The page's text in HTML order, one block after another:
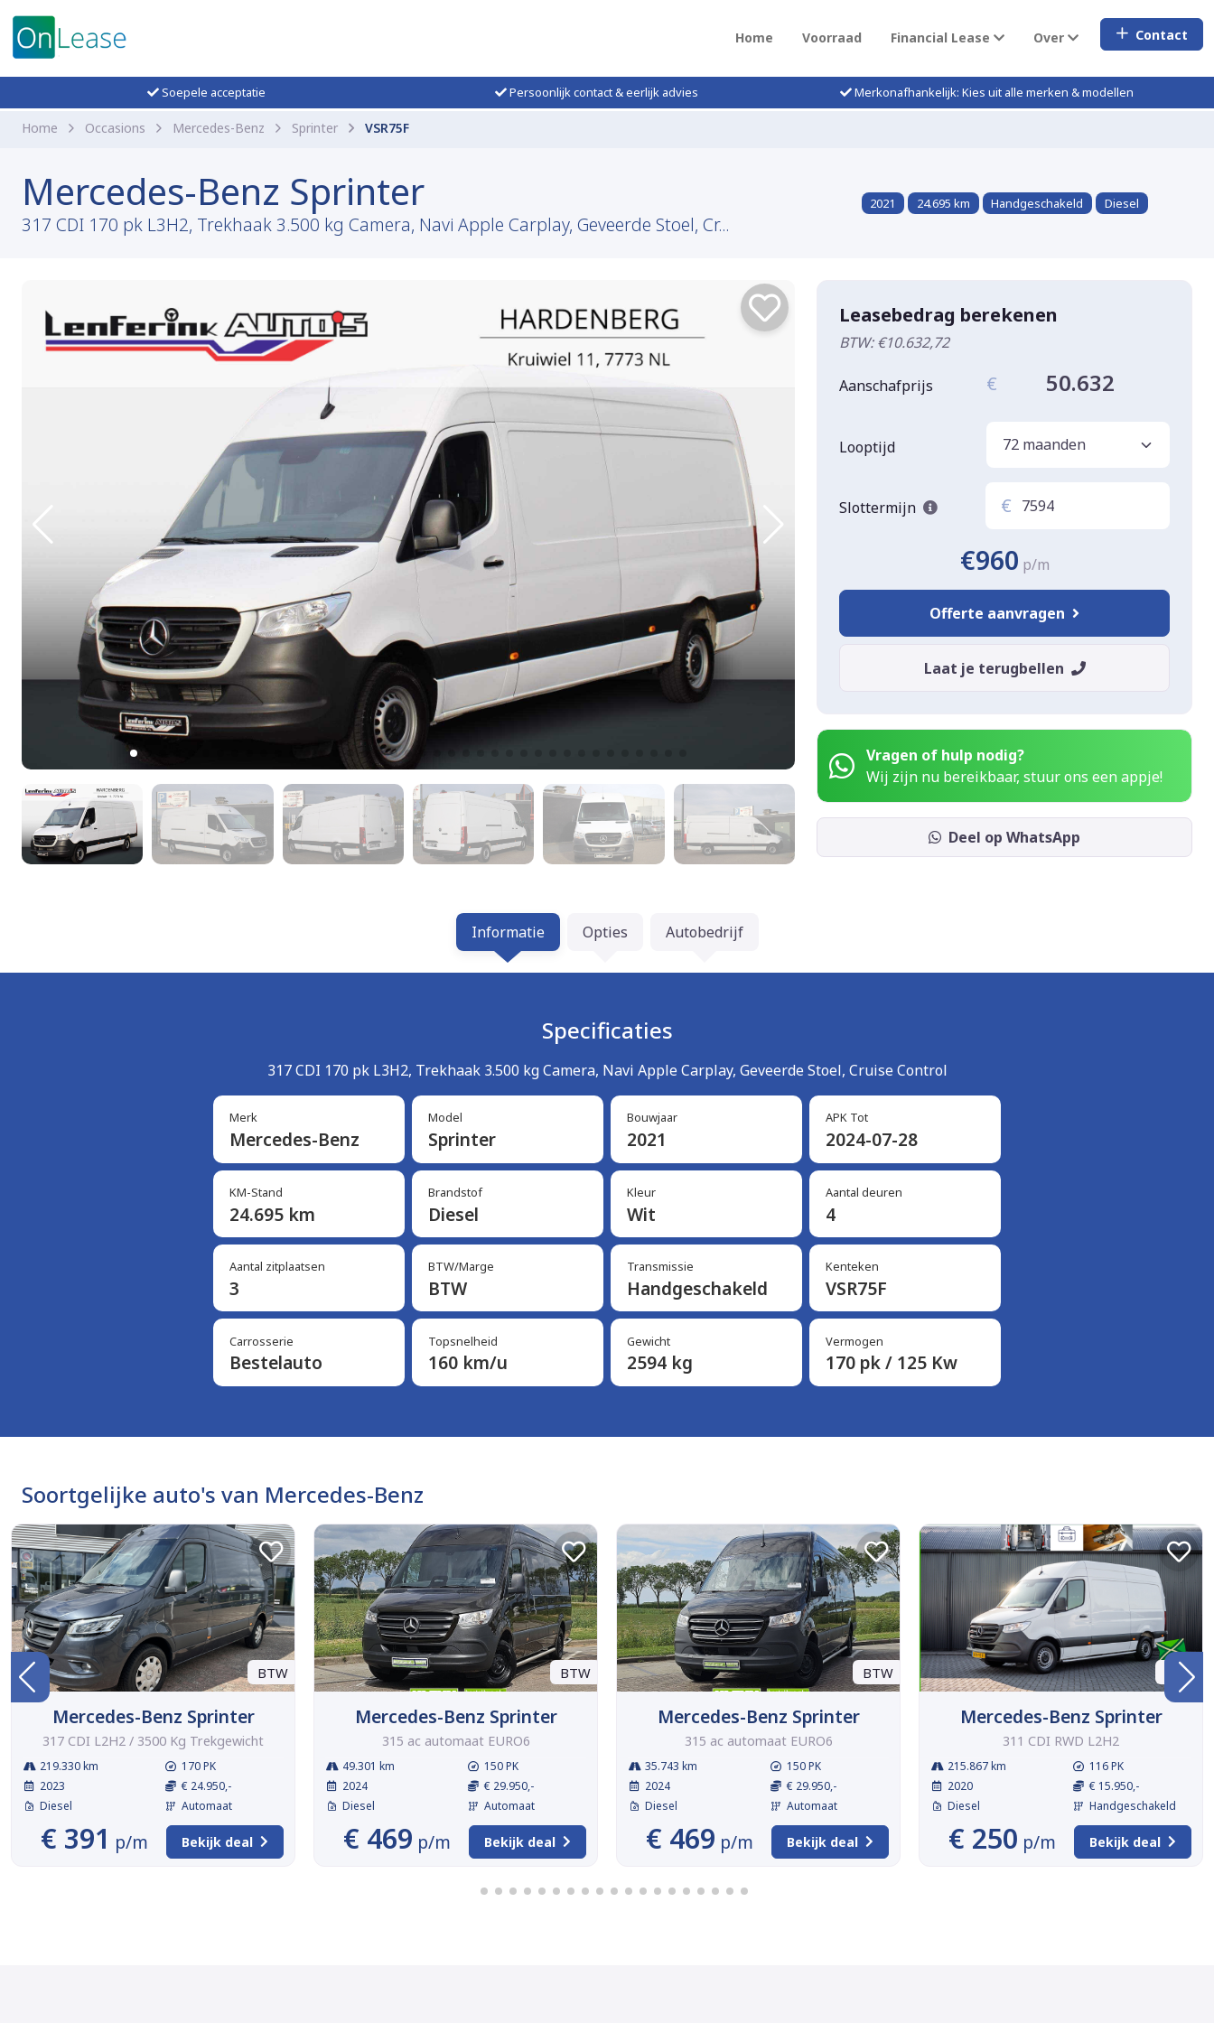
Home Voorraad Financial Lease Over Contact
Soepele acceptatie Persoonlijk contact & eerlijk advies Merkonafhankelijk: Kies uit alle merken & modellen
Home Occasions Mercedes-Benz Sprinter VSR75F
Mercedes-Benz Sprinter
317 CDI 170 pk L3H2, Trekhaak 3.500 kg Camera, Navi Apple Carplay, Geveerde Stoel, Cr...
2021 24.695 km Handgeschakeld Diesel
Leasebedrag berekenen
BTW: €10.632,72
Aanschafprijs € 50.632
Looptijd
Slottermijn €
€960 p/m
Offerte aanvragen
Laat je terugbellen
Vragen of hulp nodig?
Wij zijn nu bereikbaar, stuur ons een appje!
Deel op WhatsApp
Informatie Opties Autobedrijf
Specificaties
317 CDI 170 pk L3H2, Trekhaak 3.500 kg Camera, Navi Apple Carplay, Geveerde Stoel, Cruise Control
Merk
Mercedes-Benz
Model
Sprinter
Bouwjaar
2021
APK Tot
2024-07-28
KM-Stand
24.695 km
Brandstof
Diesel
Kleur
Wit
Aantal deuren
4
Aantal zitplaatsen
3
BTW/Marge
BTW
Transmissie
Handgeschakeld
Kenteken
VSR75F
Carrosserie
Bestelauto
Topsnelheid
160 km/u
Gewicht
2594 kg
Vermogen
170 pk / 125 Kw
Soortgelijke auto's van Mercedes-Benz
BTW
Mercedes-Benz Sprinter
317 CDI L2H2 / 3500 Kg Trekgewicht
219.330 km
2023
Diesel
170 PK
€ 24.950,-
Automaat
€ 391 p/m Bekijk deal
BTW
Mercedes-Benz Sprinter
315 ac automaat EURO6
49.301 km
2024
Diesel
150 PK
€ 29.950,-
Automaat
€ 469 p/m Bekijk deal
BTW
Mercedes-Benz Sprinter
315 ac automaat EURO6
35.743 km
2024
Diesel
150 PK
€ 29.950,-
Automaat
€ 469 p/m Bekijk deal
BTW
Mercedes-Benz Sprinter
311 CDI RWD L2H2
215.867 km
2020
Diesel
116 PK
€ 15.950,-
Handgeschakeld
€ 250 p/m Bekijk deal